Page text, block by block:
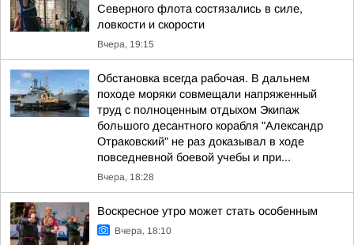
Северного флота состязались в силе,
ловкости и скорости
Вчера, 19:15
Обстановка всегда рабочая. В дальнем
походе моряки совмещали напряженный
труд с полноценным отдыхом Экипаж
большого десантного корабля "Александр
Отраковский" не раз доказывал в ходе
повседневной боевой учебы и при...
Вчера, 18:28
Воскресное утро может стать особенным
Вчера, 18:10